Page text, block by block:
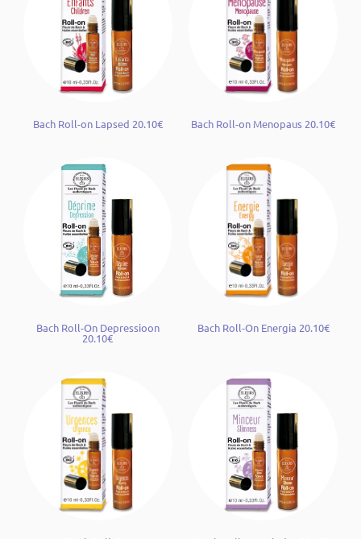
Bach Roll-on Lapsed 20.10€ Bach Roll-on Menopaus 20.10€
Bach Roll-On Depressioon
20.10€
Bach Roll-On Energia 20.10€